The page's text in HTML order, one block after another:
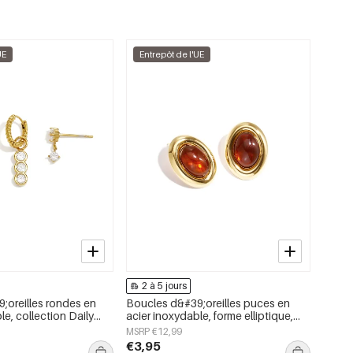
rondes en
collection Daily
femmes
Entrepôt de l'UE
2 à 5 jours
Boucles d&#39;oreilles puces en
acier inoxydable, forme elliptique,
collection simple et décontractée
pour femmes
MSRP €12,99
€3,95